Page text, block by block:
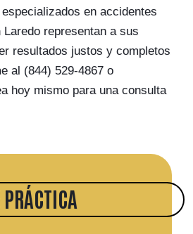
en accidentes
representan a sus
resultados justos y completos
al (844) 529-4867 o
hoy mismo para una consulta